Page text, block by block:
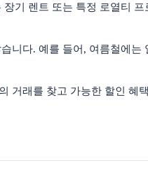
기 렌트 또는 특정 로열티
다. 예를 들어, 여름철에
거래를 찾고 가능한 할인 혜